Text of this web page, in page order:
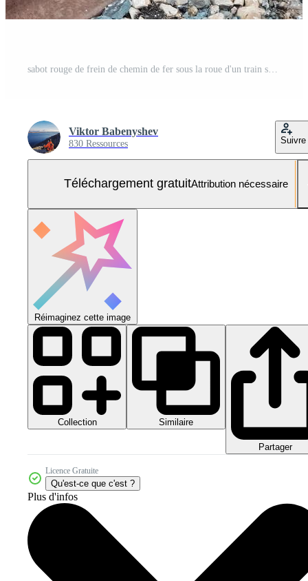
Viktor Babenyshev
830 Ressources Suivre
Téléchargement gratuitAttribution nécessaire
Réimaginez cette image
Collection Similaire
Partager
Licence Gratuite
Qu'est-ce que c'est ?
Plus d'infos